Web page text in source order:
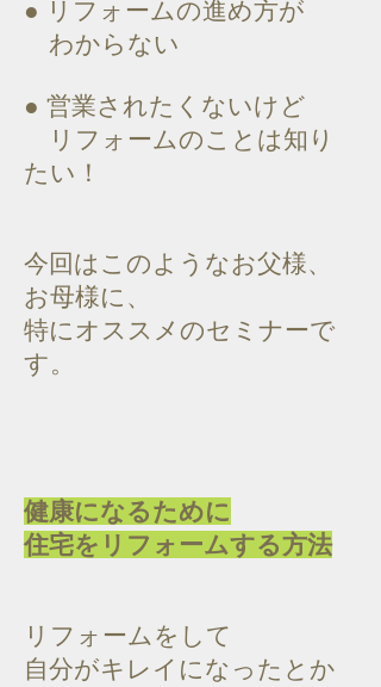
● リフォームの進め方が
わからない
● 営業されたくないけど
リフォームのことは知り
たい！
今回はこのようなお父様、
お母様に、
特にオススメのセミナーで
す。
健康になるために
​住宅をリフォームする方法
リフォームをして
自分がキレイになったとか